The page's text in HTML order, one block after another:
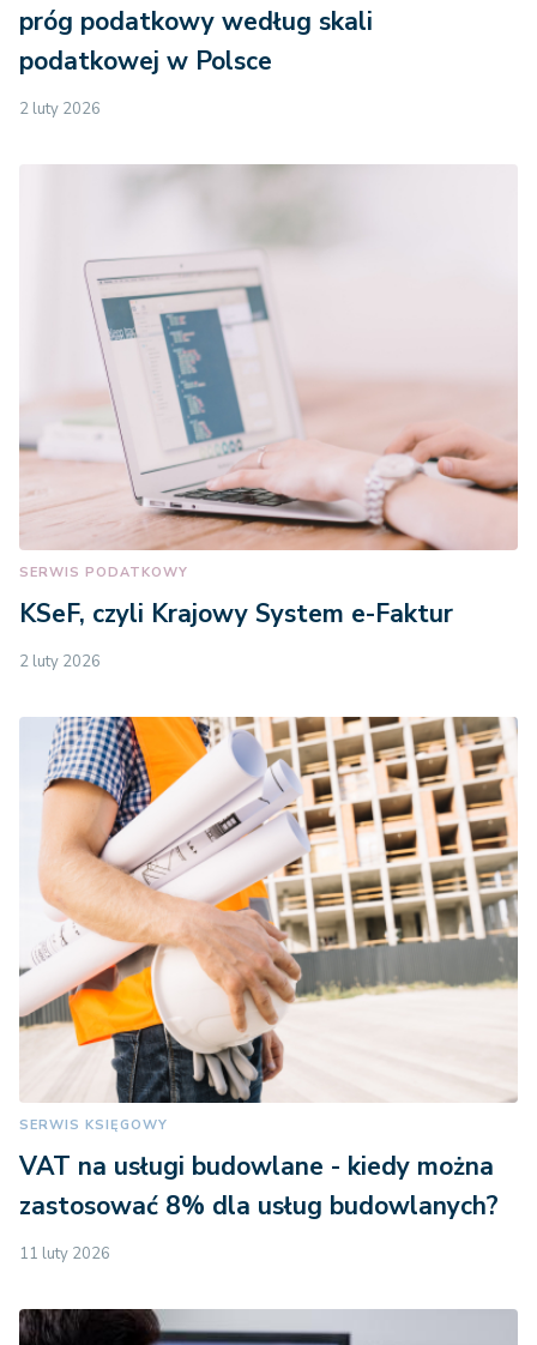
próg podatkowy według skali
podatkowej w Polsce
2 luty 2026
SERWIS PODATKOWY
KSeF, czyli Krajowy System e-Faktur
2 luty 2026
SERWIS KSIĘGOWY
VAT na usługi budowlane - kiedy można
zastosować 8% dla usług budowlanych?
11 luty 2026